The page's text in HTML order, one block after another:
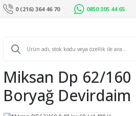
0 (216) 364 46 70 0850 305 44 65
Miksan Dp 62/
Boryağ Devirdaim